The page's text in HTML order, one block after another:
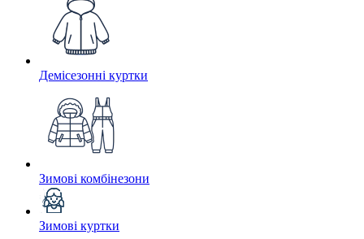
Демісезонні куртки
Зимові комбінезони
Зимові куртки